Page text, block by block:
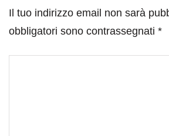
Il tuo indirizzo email non sarà
obbligatori sono contrassegnati *